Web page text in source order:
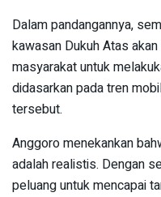
Dalam pandangannya,
kawasan Dukuh Atas
masyarakat untuk
didasarkan pada tren
tersebut.
Anggoro menekankan
adalah realistis. Dengan
peluang untuk mencapai